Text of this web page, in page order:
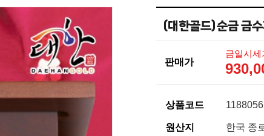
(대한골드)순금 금
판매가
금일시
상품코드
원산지 한국 종